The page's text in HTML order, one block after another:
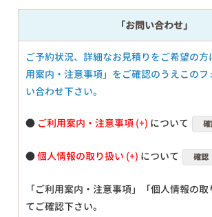
「お問い合わせ」
ご予約状況、詳細なお見積りをご希望の
用案内・注意事項」をご確認のうえこのフ
い合わせ下さい。
● ご利用案内・注意事項 について
●個人情報の取り扱い について 確認
「ご利用案内・注意事項」「個人情報の
てご確認下さい。